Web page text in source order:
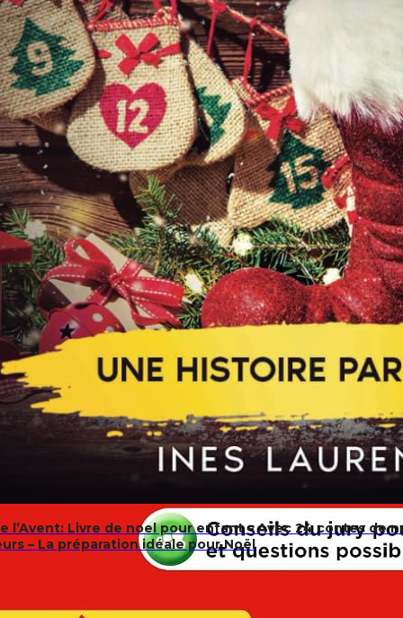
l’Avent: Livre de noel pour enfant – Avec 24 contes de
– La préparation idéale pour Noël